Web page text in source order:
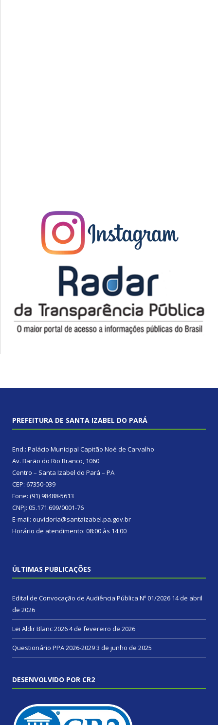
PREFEITURA DE SANTA IZABEL DO PARÁ
End.: Palácio Municipal Capitão Noé de Carvalho
Av. Barão do Rio Branco, 1060
Centro – Santa Izabel do Pará – PA
CEP: 67350-039
Fone: (91) 98488-5613
CNPJ: 05.171.699/0001-76
E-mail: ouvidoria@santaizabel.pa.gov.br
Horário de atendimento: 08:00 às 14:00
ÚLTIMAS PUBLICAÇÕES
Edital de Convocação de Audiência Pública Nº 01/2026 14 de abril
de 2026
Lei Aldir Blanc 20264 de fevereiro de 2026
Questionário PPA 2026-20293 de junho de 2025
DESENVOLVIDO POR CR2